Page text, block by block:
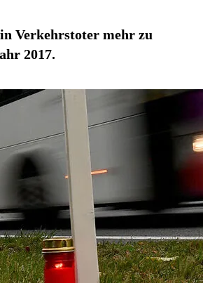
Verkehrstoter mehr zu
2017.